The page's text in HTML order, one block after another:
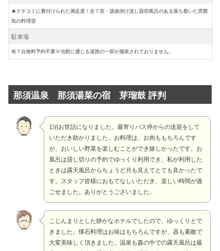
★クチコミに裏付けられた満足度！全７室・源泉掛け流し貸切風呂のある落ち着いた雰囲
気の料理宿
駐車場
有７台無料予約不要※当館に通じる道路の一部が舗装されておりません。
那須温泉 那須湯菜の宿 芽瑠鼓 評判
1泊お世話になりました。最寄りバス停からの送迎をして
いただき助かりました。お料理は、お肉ももちろんです
が、おいしい野菜を楽しむことができ嬉しかったです。お
風呂は貸し切りの予約でゆっくり利用でき、私が利用した
ときは露天風呂からちょうど月も見えてとても良かったで
す。スタッフ皆様におもてなしいただき、楽しい時間が過
ごせました。ありがとうございました。
こじんまりとした静かなホテルでしたので、ゆっくりとで
きました。懐石料理はお味はもちろんですが、器も素敵で
大変美味しく頂きました。温泉も森の中での露天風呂は最